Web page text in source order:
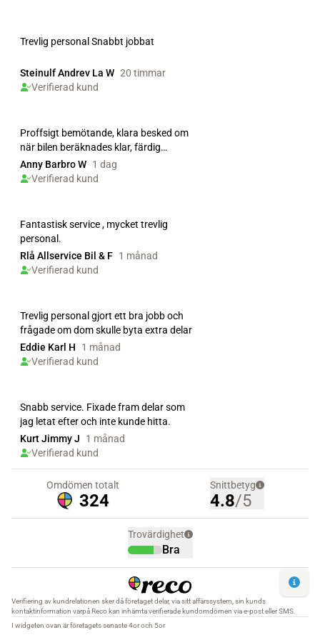
Trevlig personal Snabbt jobbat
Steinulf Andrev La W 20 timmar
Verifierad kund
Proffsigt bemötande, klara besked om
när bilen beräknades klar, färdig
tidigare än sagt. B...
Anny Barbro W 1 dag
Verifierad kund
Fantastisk service , mycket trevlig
personal.
Rlå Allservice Bil & F 1 månad
Verifierad kund
Trevlig personal gjort ett bra jobb och
frågade om dom skulle byta extra delar
Eddie Karl H
1 månad
Verifierad kund
Snabb service. Fixade fram delar som
jag letat efter och inte kunde hitta.
Kurt Jimmy J
1 månad
Verifierad kund
Omdömen totalt
324
Snittbetyg
4.8/5
Trovärdighet
Bra
Verifiering av kundrelationen sker då företaget delar, via sitt affärssystem, sin kunds
kontaktinformation varpå Reco kan inhämta verifierade kundomdömen via e-post eller SMS.
I widgeten ovan är företagets senaste 4or och 5or